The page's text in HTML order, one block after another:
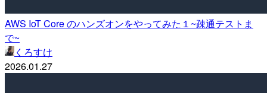
AWS IoT Core のハンズオンをやってみた１~疎通テストま
で~
くろすけ
2026.01.27